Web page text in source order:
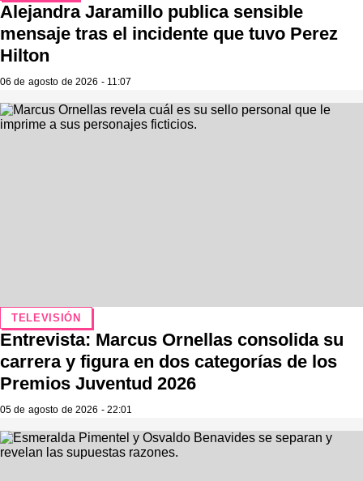
Alejandra Jaramillo publica sensible
mensaje tras el incidente que tuvo Perez
Hilton
06 de agosto de 2026 - 11:07
TELEVISIÓN
Entrevista: Marcus Ornellas consolida su
carrera y figura en dos categorías de los
Premios Juventud 2026
05 de agosto de 2026 - 22:01